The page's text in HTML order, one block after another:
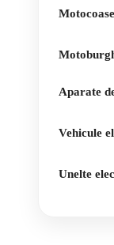
Motocoase
Aparate
Vehicule
Unelte